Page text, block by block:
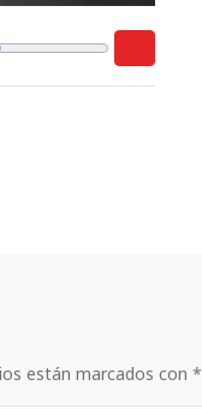
están marcados con *